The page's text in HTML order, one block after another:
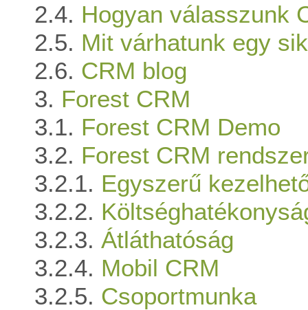
Hogyan válasszunk
Mit várhatunk egy
CRM blog
Forest CRM
Forest CRM Demo
Forest CRM
Egyszerű
Átláthatóság
Mobil CRM
Csoportmunka